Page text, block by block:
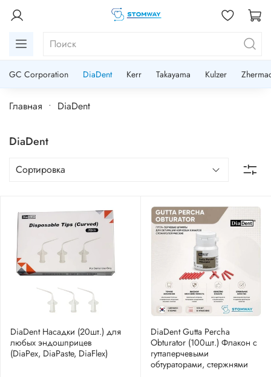
GC Corporation DiaDent Kerr Takayama Kulzer
Главная DiaDent
DiaDent
DiaDent Насадки (20шт.) для
любых эндошприцев
(DiaPex, DiaPaste, DiaFlex)
DiaDent Gutta Percha
Obturator (100шт.) Флакон с
гуттаперчевыми
обтураторами, стержнями